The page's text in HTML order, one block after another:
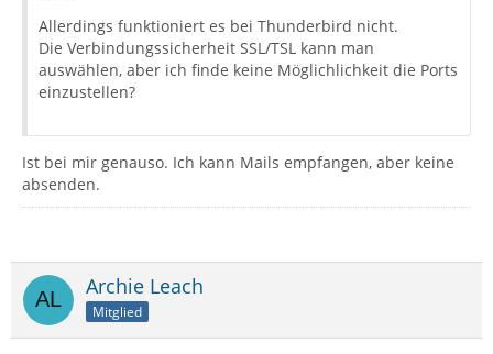
Allerdings funktioniert es bei Thunderbird nicht.
Die Verbindungssicherheit SSL/TSL kann man
auswählen, aber ich finde keine Möglichlichkeit die Ports
einzustellen?
Ist bei mir genauso. Ich kann Mails empfangen, aber keine
absenden.
Archie Leach
Mitglied